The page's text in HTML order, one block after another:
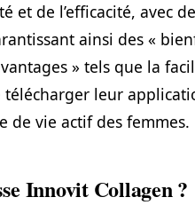
et de l’efficacité, avec
ainsi des «
» tels que la
leur
de vie actif des femmes.
Innovit Collagen ?